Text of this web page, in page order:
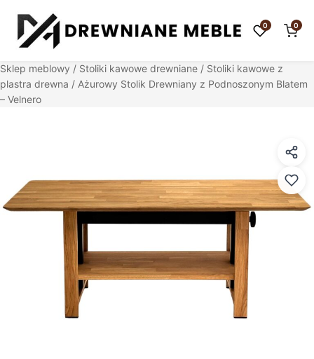
0 0
Sklep meblowy / Stoliki kawowe drewniane / Stoliki kawowe z
plastra drewna / Ażurowy Stolik Drewniany z Podnoszonym Blatem
– Velnero